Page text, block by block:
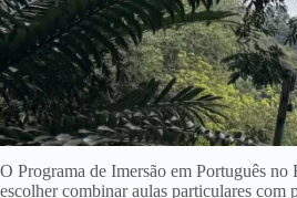
O Programa de Imersão em Português
escolher combinar aulas particulares